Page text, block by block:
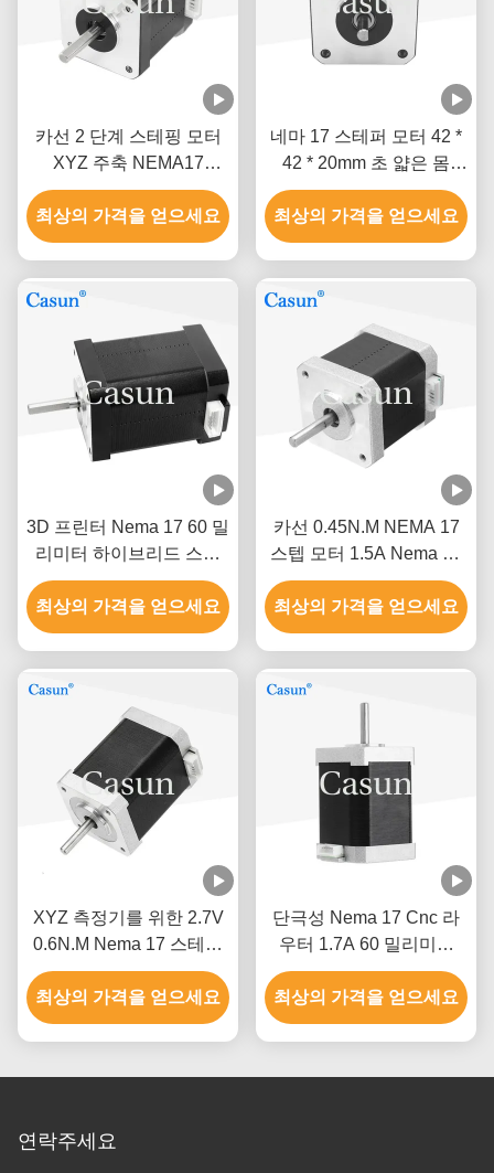
카선 2 단계 스테핑 모터
XYZ 주축 NEMA17
0.52Nm
최상의 가격을 얻으세요
네마 17 스테퍼 모터 42 *
42 * 20mm 초 얇은 몸
1.0A 130mN.m 의료 장비
최상의 가격을 얻으세요
3D 프린터 Nema 17 60 밀
리미터 하이브리드 스텝
모터 0.5A 0.78N.M 2는 단
계적으로 시행합니다
최상의 가격을 얻으세요
카선 0.45N.M NEMA 17
스텝 모터 1.5A Nema 17
48 밀리미터 2 단계 1.8 급
최상의 가격을 얻으세요
XYZ 측정기를 위한 2.7V
0.6N.M Nema 17 스테핑
모터
최상의 가격을 얻으세요
단극성 Nema 17 Cnc 라
우터 1.7A 60 밀리미터
3018 Cnc 스텝 모터
최상의 가격을 얻으세요
연락주세요